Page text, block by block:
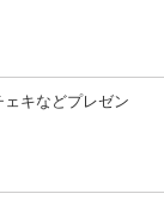
キなどプレゼン